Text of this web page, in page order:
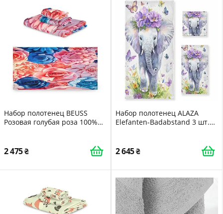
Набор полотенец BEUSS
Розовая голубая роза 100%
2 475
Набор полотенец ALAZA
Elefanten-Badabstand 3 шт.
2 645